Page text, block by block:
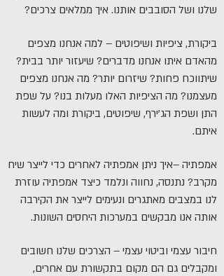
שלנו ושל הסובבים אותנו. איך ממלאים צרכים?
ביקורת, ציפיות ושיפוטים – למה אנחנו מצפים
מהאדם איתו אנחנו מדברים? שיעזור יותר בבית?
שיתווכח פחות? שיזרום יותר? מה אנחנו מצפים
מעצמנו? מה הציפיות האלו מעלות בנו? על שפת
התן ושפת הג'ירף, שיפוטים, ביקורת ומה לעשות
איתם.
אמפתיה –איך ניתן אמפתיה לאחרים כדי לייצר שיח
מקרב? נתנסה, נחווה ונלמד כיצד אמפתיה עוזרת
לנו במצבים מאתגרים ונעימים לייצר את הקירבה
אותה אנו מבקשים במערכות היחסים השונות.
חיבור עצמי וביטוי עצמי – הצרכים שלנו חשובים
ומקבלים גם הם מקום בתקשורת עם אחרים,